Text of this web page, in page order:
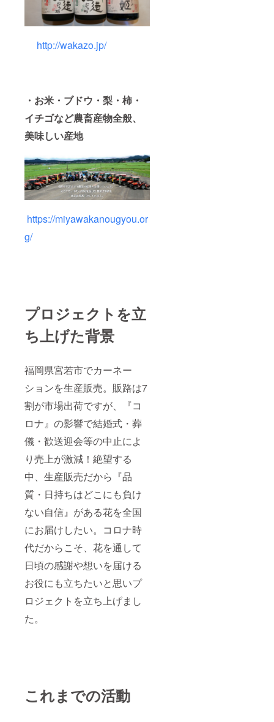
http://wakazo.jp/
・お米・ブドウ・梨・柿・
イチゴなど農畜産物全般、
美味しい産地
https://miyawakanougyou.or
g/
プロジェクトを立
ち上げた背景
福岡県宮若市でカーネー
ションを生産販売。販路は7
割が市場出荷ですが、『コ
ロナ』の影響で結婚式・葬
儀・歓送迎会等の中止によ
り売上が激減！絶望する
中、生産販売だから『品
質・日持ちはどこにも負け
ない自信』がある花を全国
にお届けしたい。コロナ時
代だからこそ、花を通して
日頃の感謝や想いを届ける
お役にも立ちたいと思いプ
ロジェクトを立ち上げまし
た。
これまでの活動